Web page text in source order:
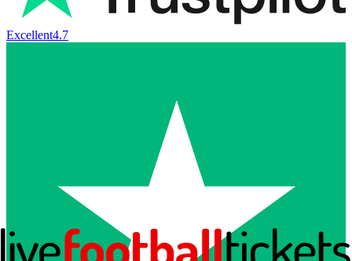
Excellent4.7